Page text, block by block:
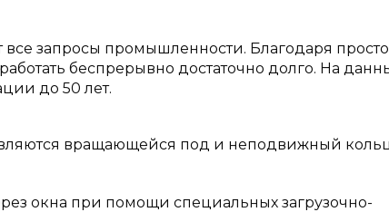
запросы промышленности. Благодаря
беспрерывно достаточно долго. На
до 50 лет.
вращающейся под и неподвижный
окна при помощи специальных загрузочно-